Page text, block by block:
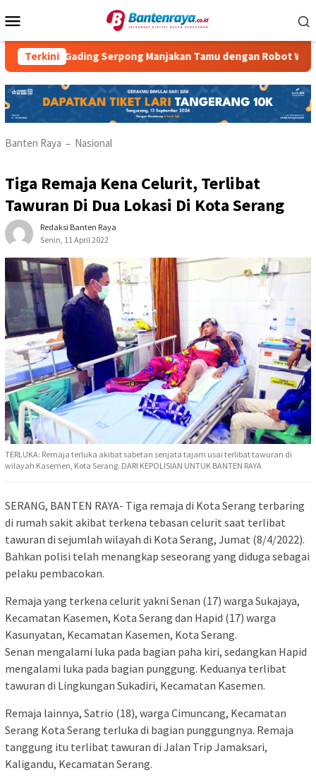
ke
Mobile
Terkini
Serpong Manjakan Tamu dengan Robot Waiter
Banten Raya – Nasional
Tiga Remaja Kena Celurit, Terlibat
Tawuran Di Dua Lokasi Di Kota Serang
Redaksi Banten Raya
Senin, 11 April 2022
TERLUKA: Remaja terluka akibat sabetan senjata tajam usai terlibat tawuran di
wilayah Kasemen, Kota Serang. DARI KEPOLISIAN UNTUK BANTEN RAYA
SERANG, BANTEN RAYA- Tiga remaja di Kota Serang terbaring
di rumah sakit akibat terkena tebasan celurit saat terlibat
tawuran di sejumlah wilayah di Kota Serang, Jumat (8/4/2022).
Bahkan polisi telah menangkap seseorang yang diduga sebagai
pelaku pembacokan.
Remaja yang terkena celurit yakni Senan (17) warga Sukajaya,
Kecamatan Kasemen, Kota Serang dan Hapid (17) warga
Kasunyatan, Kecamatan Kasemen, Kota Serang.
Senan mengalami luka pada bagian paha kiri, sedangkan Hapid
mengalami luka pada bagian punggung. Keduanya terlibat
tawuran di Lingkungan Sukadiri, Kecamatan Kasemen.
Remaja lainnya, Satrio (18), warga Cimuncang, Kecamatan
Serang Kota Serang terluka di bagian punggungnya. Remaja
tanggung itu terlibat tawuran di Jalan Trip Jamaksari,
Kaligandu, Kecamatan Serang.